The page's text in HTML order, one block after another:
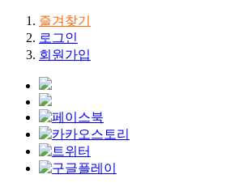
즐겨찾기
로그인
회원가입